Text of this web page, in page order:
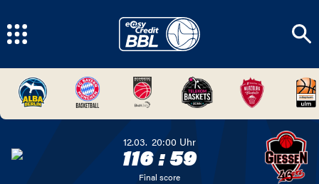
12.03. 20:00 Uhr
116:59
Final score